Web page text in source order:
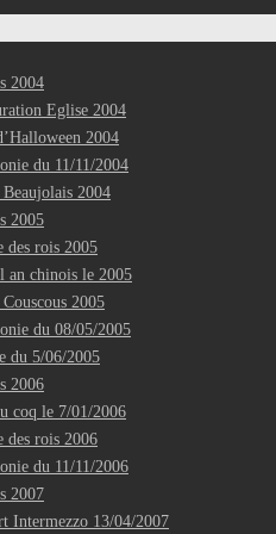
2004
Eglise 2004
2004
du 11/11/2004
2004
2005
des rois 2005
an chinois le 2005
2005
du 08/05/2005
du 5/06/2005
2006
coq le 7/01/2006
des rois 2006
du 11/11/2006
2007
Intermezzo 13/04/2007